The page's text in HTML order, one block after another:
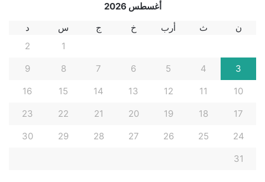
أغسطس 2026
ن
ث أرب خ ج س
د
1
2
3
4
5
6
7
8
9
10
11
12
13
14
15
16
17
18
19
20
21
22
23
24
25
26
27
28
29
30
31